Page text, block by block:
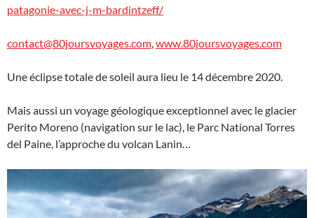
patagonie-avec-j-m-bardintzeff/
contact@80joursvoyages.com,www.80joursvoyages.com
Une éclipse totale de soleil aura lieu le 14 décembre 2020.
Mais aussi un voyage géologique exceptionnel avec le glacier
Perito Moreno (navigation sur le lac), le Parc National Torres
del Paine, l’approche du volcan Lanin…